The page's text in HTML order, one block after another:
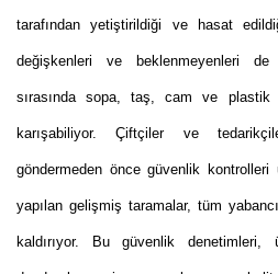
tarafından yetiştirildiği ve hasat
değişkenleri ve beklenmeyenleri de
sırasında sopa, taş, cam ve plastik
karışabiliyor. Çiftçiler ve
göndermeden önce güvenlik
yapılan gelişmiş taramalar, tüm
kaldırıyor. Bu güvenlik